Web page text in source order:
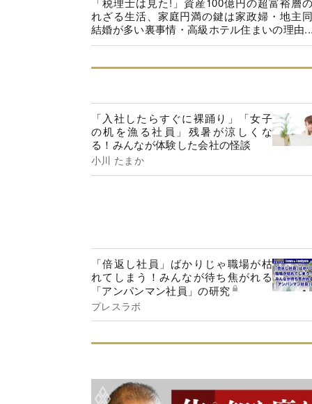
れざる生活、家庭円満の鍵は家政婦・地主
結婚が多い裏事情・高級ホテル住まいの理由
「入社したらすぐに裸踊り」「女子
の机を漁る社員」残暑が涼しくな
る！みんなが体験した会社の怪談
小川 たまか
「倍返し社員」ばかりじゃ職場が枯
れてしまう！みんなが待ち焦がれる
「アンパンマン社員」の研究
プレスラボ